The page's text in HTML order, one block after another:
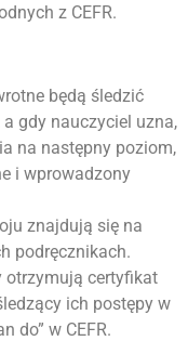
z CEFR.
będą śledzić
a gdy nauczyciel uzna,
na następny poziom,
i wprowadzony
znajdują się na
podręcznikach.
otrzymują certyfikat
ich postępy w
do” w CEFR.